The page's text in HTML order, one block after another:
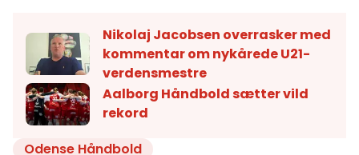
Nikolaj Jacobsen overrasker med
kommentar om nykårede U21-
verdensmestre
Aalborg Håndbold sætter vild
rekord
Odense Håndbold